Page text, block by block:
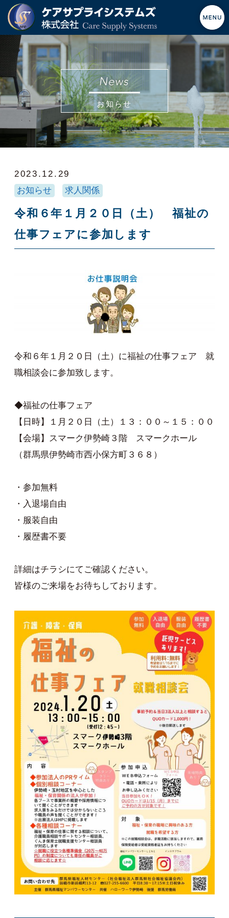
お知らせ
2023.12.29
お知らせ
求人関係
令和６年１月２０日（土） 福祉の
仕事フェアに参加します
令和６年１月２０日（土）に福祉の仕事フェア 就
職相談会に参加致します。
◆福祉の仕事フェア
【日時】１月２０日（土）１３：００～１５：００
【会場】スマーク伊勢崎３階 スマークホール
（群馬県伊勢崎市西小保方町３６８）
・参加無料
・入退場自由
・服装自由
・履歴書不要
詳細はチラシにてご確認ください。
皆様のご来場をお待ちしております。